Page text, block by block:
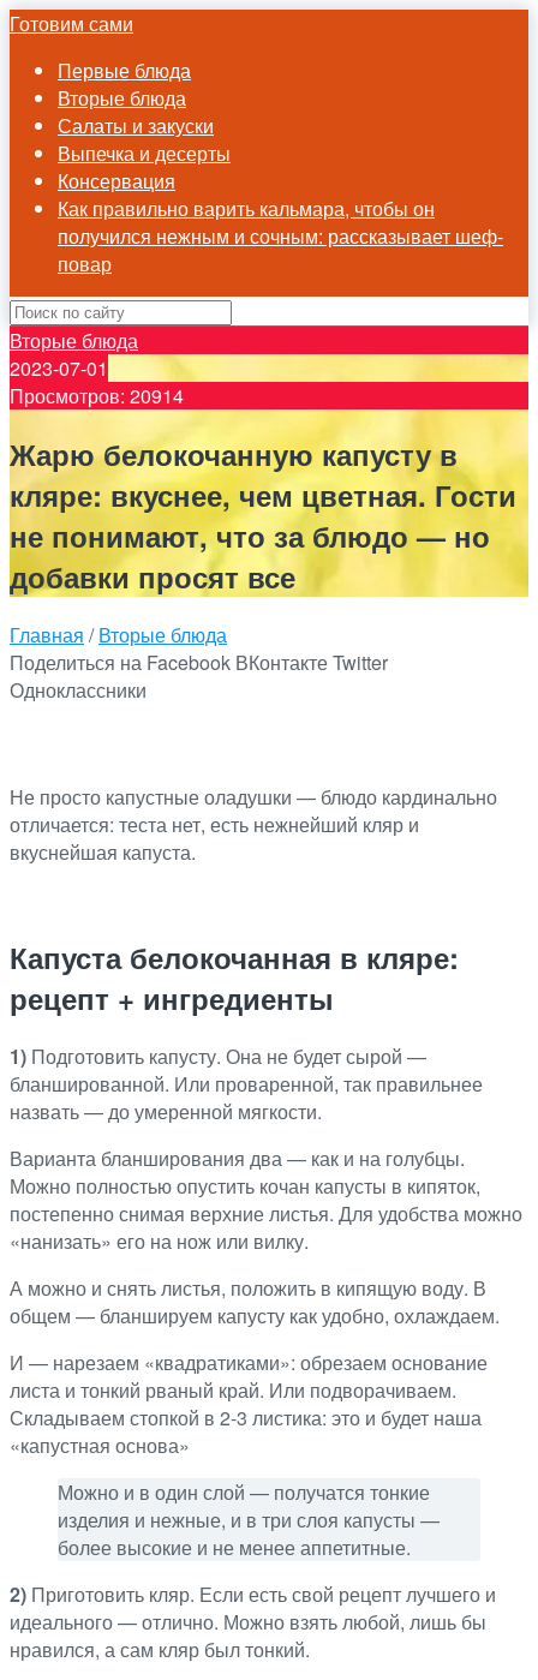
Готовим сами
Первые блюда
Вторые блюда
Салаты и закуски
Выпечка и десерты
Консервация
Как правильно варить кальмара, чтобы он
получился нежным и сочным: рассказывает шеф-
повар
Вторые блюда
2023-07-01
Просмотров: 20914
Жарю белокочанную капусту в
кляре: вкуснее, чем цветная. Гости
не понимают, что за блюдо — но
добавки просят все
Главная /Вторые блюда
Поделиться на Facebook ВКонтактеTwitter
Одноклассники
Не просто капустные оладушки — блюдо кардинально
отличается: теста нет, есть нежнейший кляр и
вкуснейшая капуста.
Капуста белокочанная в кляре:
рецепт + ингредиенты
1) Подготовить капусту. Она не будет сырой —
бланшированной. Или проваренной, так правильнее
назвать — до умеренной мягкости.
Варианта бланширования два — как и на голубцы.
Можно полностью опустить кочан капусты в кипяток,
постепенно снимая верхние листья. Для удобства можно
«нанизать» его на нож или вилку.
А можно и снять листья, положить в кипящую воду. В
общем — бланшируем капусту как удобно, охлаждаем.
И — нарезаем «квадратиками»: обрезаем основание
листа и тонкий рваный край. Или подворачиваем.
Складываем стопкой в 2-3 листика: это и будет наша
«капустная основа»
Можно и в один слой — получатся тонкие
изделия и нежные, и в три слоя капусты —
более высокие и не менее аппетитные.
2) Приготовить кляр. Если есть свой рецепт лучшего и
идеального — отлично. Можно взять любой, лишь бы
нравился, а сам кляр был тонкий.